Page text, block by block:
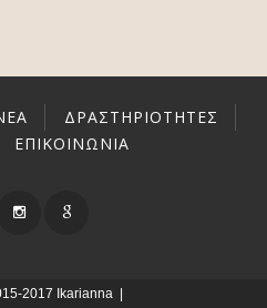
ΔΡΑΣΤΗΡΙΌΤΗΤΕΣ
ΕΠΙΚΟΙΝΩΝΊΑ
2017 Ikarianna |